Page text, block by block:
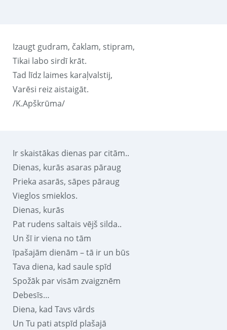
Izaugt gudram, čaklam, stipram,
Tikai labo sirdī krāt.
Tad līdz laimes karaļvalstij,
Varēsi reiz aistaigāt.
/K.Apškrūma/
Ir skaistākas dienas par citām..
Dienas, kurās asaras pāraug
Prieka asarās, sāpes pāraug
Vieglos smieklos.
Dienas, kurās
Pat rudens saltais vējš silda..
Un šī ir viena no tām
īpašajām dienām – tā ir un būs
Tava diena, kad saule spīd
Spožāk par visām zvaigznēm
Debesīs…
Diena, kad Tavs vārds
Un Tu pati atspīd plašajā